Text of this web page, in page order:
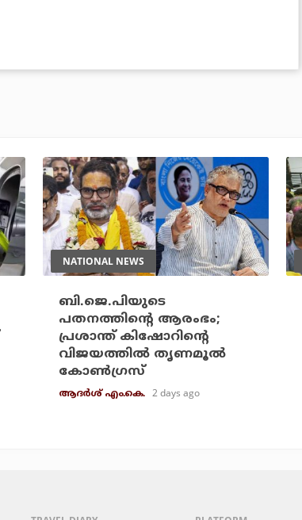
NATIONAL NEWS
ബി.ജെ.പിയുടെ
പതനത്തിന്റെ ആരംഭം;
പ്രശാന്ത് കിഷോറിന്റെ
വിജയത്തില്‍ തൃണമൂല്‍
കോണ്‍ഗ്രസ്
ആദർശ് എം.കെ. 2 days ago